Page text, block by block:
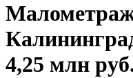
4,25 млн